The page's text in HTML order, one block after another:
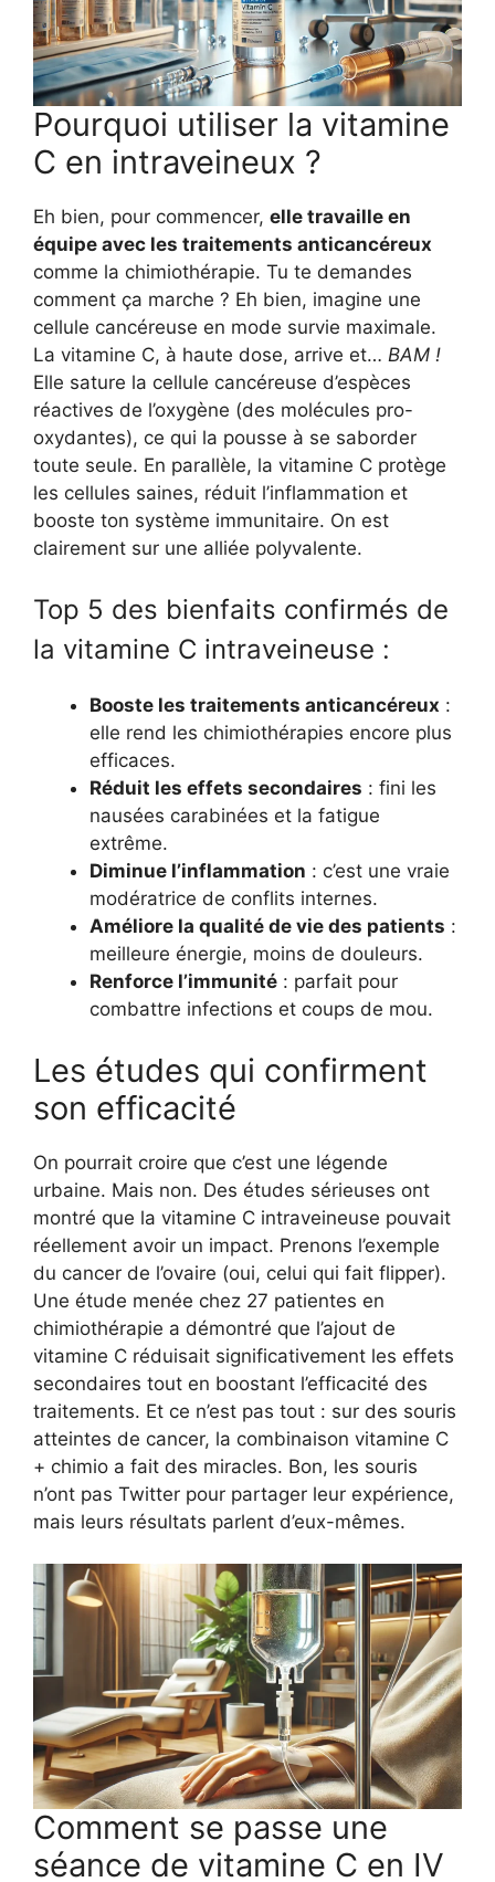
Pourquoi utiliser la vitamine
C en intraveineux ?
Eh bien, pour commencer, elle travaille en
équipe avec les traitements anticancéreux
comme la chimiothérapie. Tu te demandes
comment ça marche ? Eh bien, imagine une
cellule cancéreuse en mode survie maximale.
La vitamine C, à haute dose, arrive et… BAM !
Elle sature la cellule cancéreuse d’espèces
réactives de l’oxygène (des molécules pro-
oxydantes), ce qui la pousse à se saborder
toute seule. En parallèle, la vitamine C protège
les cellules saines, réduit l’inflammation et
booste ton système immunitaire. On est
clairement sur une alliée polyvalente.
Top 5 des bienfaits confirmés de
la vitamine C intraveineuse :
Booste les traitements anticancéreux :
elle rend les chimiothérapies encore plus
efficaces.
Réduit les effets secondaires : fini les
nausées carabinées et la fatigue
extrême.
Diminue l’inflammation : c’est une vraie
modératrice de conflits internes.
Améliore la qualité de vie des patients :
meilleure énergie, moins de douleurs.
Renforce l’immunité : parfait pour
combattre infections et coups de mou.
Les études qui confirment
son efficacité
On pourrait croire que c’est une légende
urbaine. Mais non. Des études sérieuses ont
montré que la vitamine C intraveineuse pouvait
réellement avoir un impact. Prenons l’exemple
du cancer de l’ovaire (oui, celui qui fait flipper).
Une étude menée chez 27 patientes en
chimiothérapie a démontré que l’ajout de
vitamine C réduisait significativement les effets
secondaires tout en boostant l’efficacité des
traitements. Et ce n’est pas tout : sur des souris
atteintes de cancer, la combinaison vitamine C
+ chimio a fait des miracles. Bon, les souris
n’ont pas Twitter pour partager leur expérience,
mais leurs résultats parlent d’eux-mêmes.
Comment se passe une
séance de vitamine C en IV